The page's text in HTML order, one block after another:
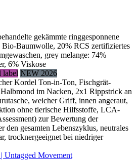
gekämmte ringgesponnene
Baumwolle, 20% RCS zertifiziertes
grey melange: 74%
6% Viskose
label NEW 2026
Kordel Ton-in-Ton, Fischgrät-
im Nacken, 2x1 Rippstrick an
weicher Griff, innen angeraut,
ohne tierische Hilfsstoffe, LCA-
zur Bewertung der
den gesamten Lebenszyklus, neutrales
trocknergeeignet bei niedriger
Untagged Movement